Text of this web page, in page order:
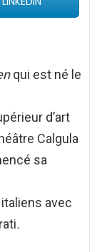
qui est né le
d’art
Calgula
sa
avec
.